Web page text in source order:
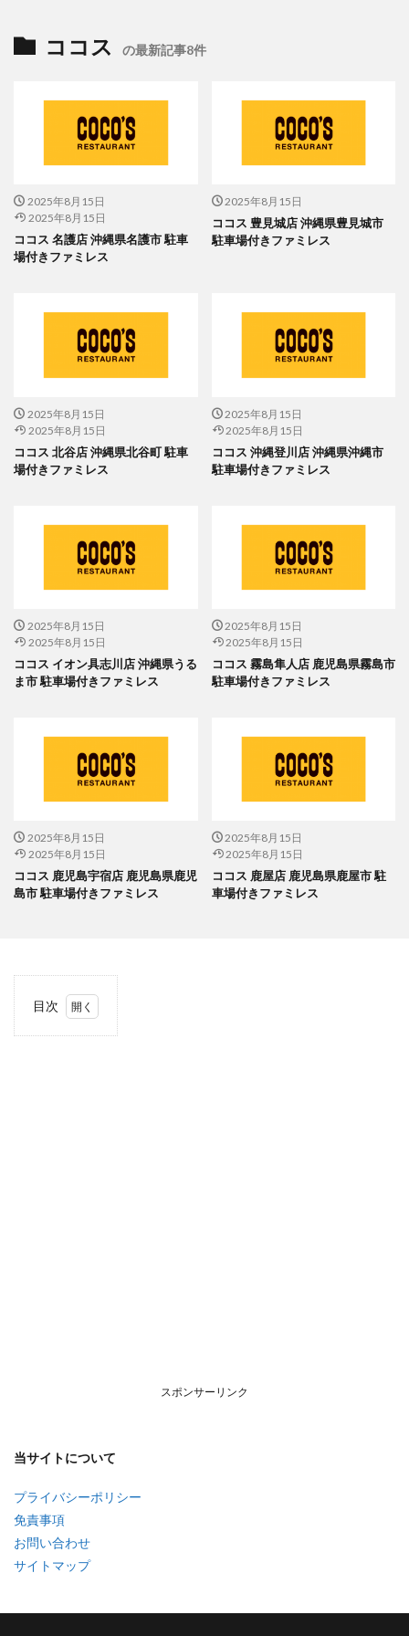
ココス の最新記事8件
2025年8月15日
2025年8月15日
ココス 名護店 沖縄県名護市 駐車
場付きファミレス
2025年8月15日
ココス 豊見城店 沖縄県豊見城市
駐車場付きファミレス
2025年8月15日
2025年8月15日
ココス 北谷店 沖縄県北谷町 駐車
場付きファミレス
2025年8月15日
2025年8月15日
ココス 沖縄登川店 沖縄県沖縄市
駐車場付きファミレス
2025年8月15日
2025年8月15日
ココス イオン具志川店 沖縄県うる
ま市 駐車場付きファミレス
2025年8月15日
2025年8月15日
ココス 霧島隼人店 鹿児島県霧島市
駐車場付きファミレス
2025年8月15日
2025年8月15日
ココス 鹿児島宇宿店 鹿児島県鹿児
島市 駐車場付きファミレス
2025年8月15日
2025年8月15日
ココス 鹿屋店 鹿児島県鹿屋市 駐
車場付きファミレス
目次
スポンサーリンク
当サイトについて
プライバシーポリシー
免責事項
お問い合わせ
サイトマップ